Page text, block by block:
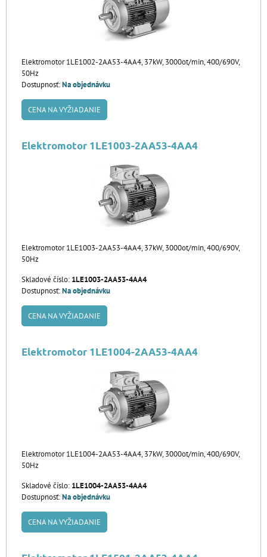
Elektromotor 1LE1002-2AA53-4AA4, 37kW, 3000ot/min, 400/690V,
50Hz
Dostupnosť:Na objednávku
CENA NA VYŽIADANIE
Elektromotor 1LE1003-2AA53-4AA4
Elektromotor 1LE1003-2AA53-4AA4, 37kW, 3000ot/min, 400/690V,
50Hz
Skladové číslo: 1LE1003-2AA53-4AA4
Dostupnosť:Na objednávku
CENA NA VYŽIADANIE
Elektromotor 1LE1004-2AA53-4AA4
Elektromotor 1LE1004-2AA53-4AA4, 37kW, 3000ot/min, 400/690V,
50Hz
Skladové číslo: 1LE1004-2AA53-4AA4
Dostupnosť:Na objednávku
CENA NA VYŽIADANIE